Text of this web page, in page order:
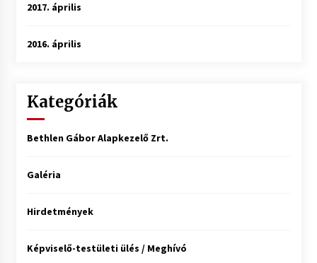
2017. április
2016. április
Kategóriák
Bethlen Gábor Alapkezelő Zrt.
Galéria
Hirdetmények
Képviselő-testületi ülés / Meghívó